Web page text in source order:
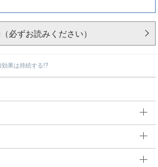
必ずお読みください）
果は持続する!?